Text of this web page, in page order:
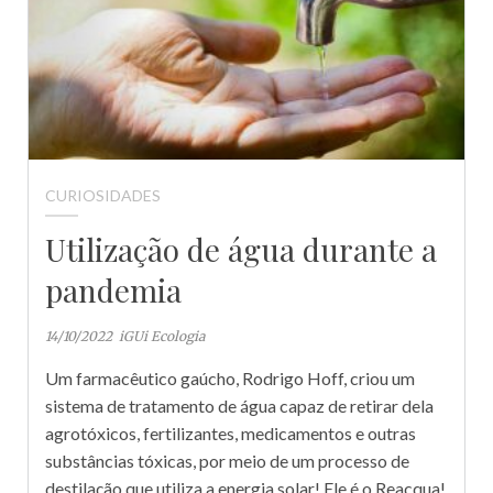
CURIOSIDADES
Utilização de água durante a
pandemia
14/10/2022 iGUi Ecologia
Um farmacêutico gaúcho, Rodrigo Hoff, criou um
sistema de tratamento de água capaz de retirar dela
agrotóxicos, fertilizantes, medicamentos e outras
substâncias tóxicas, por meio de um processo de
destilação que utiliza a energia solar! Ele é o Reacqua!